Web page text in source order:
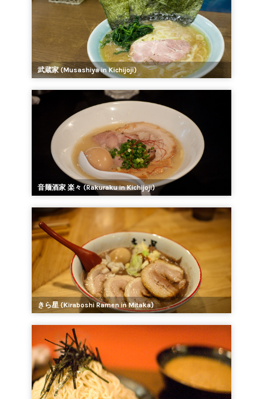
武蔵家 (Musashiya in Kichijoji)
音麺酒家 楽々 (Rakuraku in Kichijoji)
きら星 (Kiraboshi Ramen in Mitaka)